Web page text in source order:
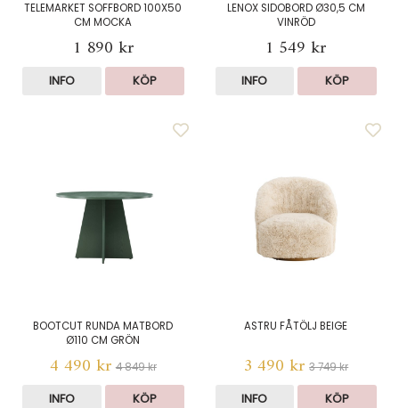
TELEMARKET SOFFBORD 100X50
CM MOCKA
1 890 kr
INFO KÖP
LENOX SIDOBORD Ø30,5 CM
VINRÖD
1 549 kr
INFO KÖP
BOOTCUT RUNDA MATBORD
Ø110 CM GRÖN
4 490 kr 4 849 kr
INFO KÖP
ASTRU FÅTÖLJ BEIGE
3 490 kr 3 749 kr
INFO KÖP